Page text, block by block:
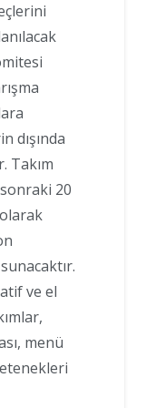
dışında
Takım
20
ve el
menü